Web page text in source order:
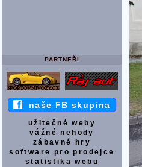
PARTNEŘI
naše FB skupina
užitečné weby
vážné nehody
zábavné hry
software pro prodejce
statistika webu